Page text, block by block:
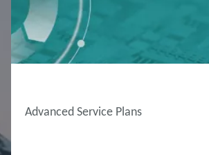
Advanced Service Plans